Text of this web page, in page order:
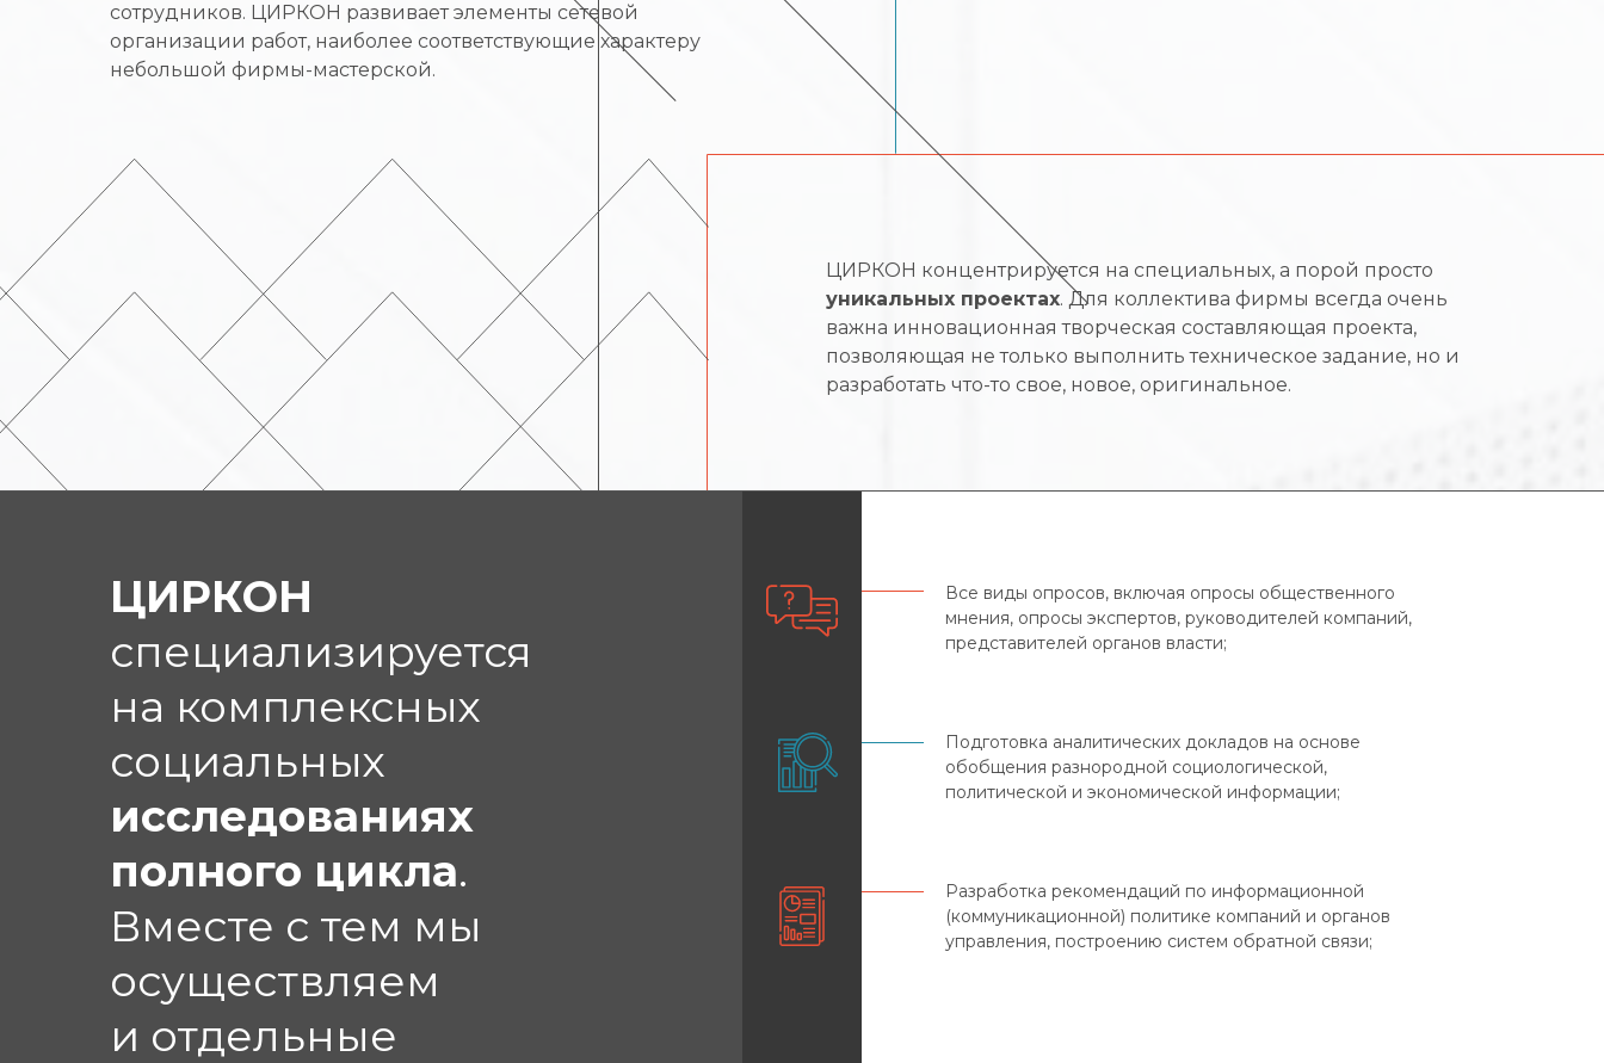
сотрудников. ЦИРКОН развивает элементы сетевой
организации работ, наиболее соответствующие характеру
небольшой фирмы-мастерской.
ЦИРКОН концентрируется на специальных, а порой просто
уникальных проектах. Для коллектива фирмы всегда очень
важна инновационная творческая составляющая проекта,
позволяющая не только выполнить техническое задание, но и
разработать что-то свое, новое, оригинальное.
ЦИРКОН
специализируется
на комплексных
социальных
исследованиях
полного цикла.
Вместе с тем мы
осуществляем
и отдельные
Все виды опросов, включая опросы общественного
мнения, опросы экспертов, руководителей компаний,
представителей органов власти;
Подготовка аналитических докладов на основе
обобщения разнородной социологической,
политической и экономической информации;
Разработка рекомендаций по информационной
(коммуникационной) политике компаний и органов
управления, построению систем обратной связи;